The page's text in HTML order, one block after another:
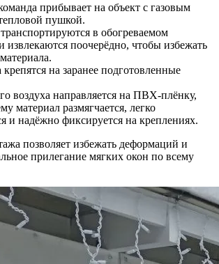
прибывает на объект с газовым
пушкой.
в обогреваемом
извлекаются поочерёдно, чтобы избежать
на заранее подготовленные
воздуха направляется на ПВХ-плёнку,
материал размягчается, легко
и надёжно фиксируется на креплениях.
позволяет избежать деформаций и
прилегание мягких окон по всему